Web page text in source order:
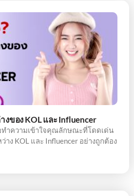
ของ KOL และ Influencer
ทำความเข้าใจคุณลักษณะที่โดดเด่น
าง KOL และ Influencer อย่างถูกต้อง